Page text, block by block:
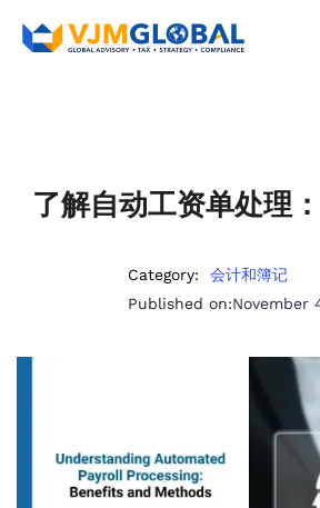
了解自动工资单处理
Category:
会计和簿记
Published on:November